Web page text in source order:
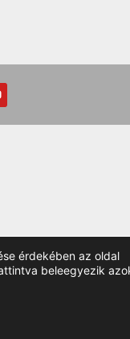
érdekében az oldal
beleegyezik